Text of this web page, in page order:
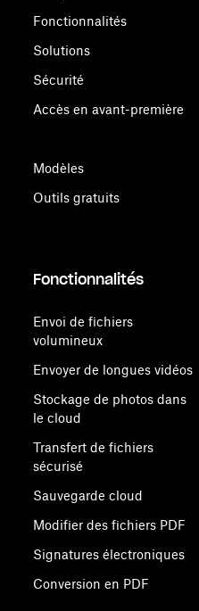
Fonctionnalités
Solutions
Sécurité
Accès en avant-première
Modèles
Outils gratuits
Fonctionnalités
Envoi de fichiers
volumineux
Envoyer de longues vidéos
Stockage de photos dans
le cloud
Transfert de fichiers
sécurisé
Sauvegarde cloud
Modifier des fichiers PDF
Signatures électroniques
Conversion en PDF